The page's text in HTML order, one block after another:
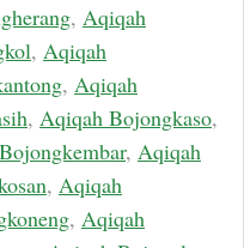
, Aqiqah
, Aqiqah
, Aqiqah
, Aqiqah Bojongkaso,
, Aqiqah
, Aqiqah
, Aqiqah